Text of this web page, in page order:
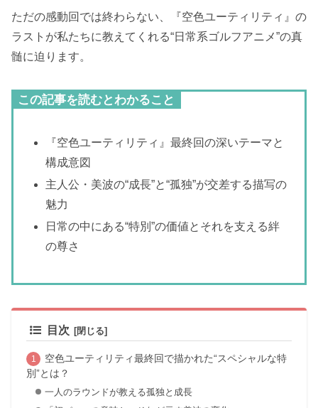
ただの感動回では終わらない、『空色ユーティリティ』の
ラストが私たちに教えてくれる“日常系ゴルフアニメ”の真
髄に迫ります。
この記事を読むとわかること
『空色ユーティリティ』最終回の深いテーマと
構成意図
主人公・美波の“成長”と“孤独”が交差する描写の
魅力
日常の中にある“特別”の価値とそれを支える絆
の尊さ
目次
空色ユーティリティ最終回で描かれた“スペシャルな特
別”とは？
一人のラウンドが教える孤独と成長